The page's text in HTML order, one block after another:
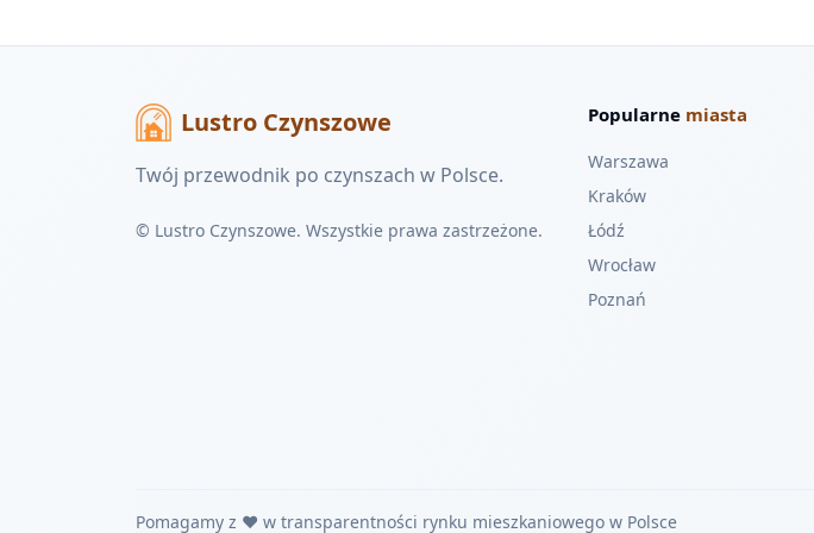
Lustro Czynszowe
Twój przewodnik po czynszach w Polsce.
© Lustro Czynszowe. Wszystkie prawa zastrzeżone.
Popularne miasta
Warszawa
Kraków
Łódź
Wrocław
Poznań
Pomagamy z ❤️ w transparentności rynku mieszkaniowego w Polsce